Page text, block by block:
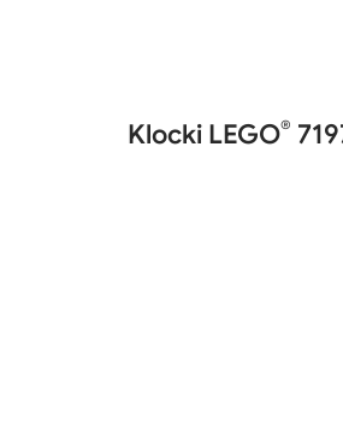
Klocki LEGO®